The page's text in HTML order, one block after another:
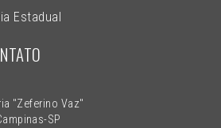
Estadual
"Zeferino Vaz"
SP